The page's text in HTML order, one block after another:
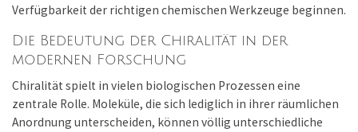
Verfügbarkeit der richtigen chemischen Werkzeuge beginnen.
Die Bedeutung der Chiralität in der
modernen Forschung
Chiralität spielt in vielen biologischen Prozessen eine
zentrale Rolle. Moleküle, die sich lediglich in ihrer räumlichen
Anordnung unterscheiden, können völlig unterschiedliche